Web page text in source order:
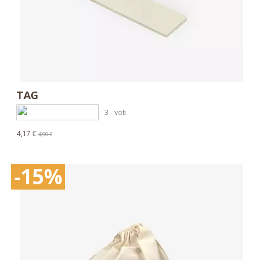
TAG
3 voti
4,17 €4,90 €
-15%